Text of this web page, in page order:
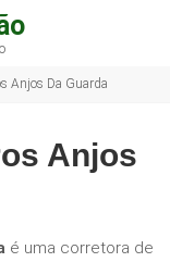
Anjos Da Guarda
Anjos
é uma corretora de